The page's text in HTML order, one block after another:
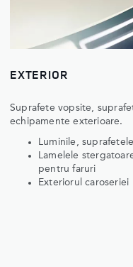
EXTERIOR
Suprafete vopsite,
echipamente exterioare.
Luminile,
Lamelele
pentru faruri
Exteriorul caroseriei